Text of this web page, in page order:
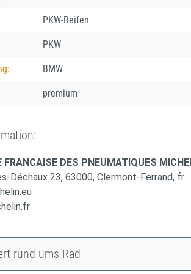
PKW-Reifen
PKW
BMW
premium
FRANCAISE DES PNEUMATIQUES
Déchaux 23, 63000, Clermont-Ferrand, fr
rund ums Rad